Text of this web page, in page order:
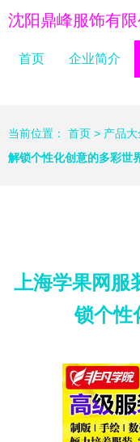
沈阳鼎峰服饰有限
首页 企业简介
当前位置： 首页 > 产品大
解锁个性化创意的多彩世
上海学果网服
锁个性